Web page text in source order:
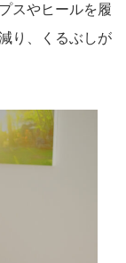
スやヒールを履
り、くるぶしが